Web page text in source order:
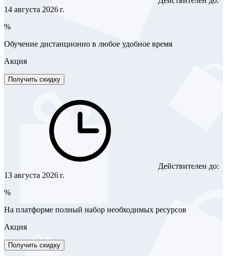
14 августа 2026 г.
%
Обучение дистанционно в любое удобное время
Акция
Получить скидку
Действителен до:
13 августа 2026 г.
%
На платформе полный набор необходимых ресурсов
Акция
Получить скидку